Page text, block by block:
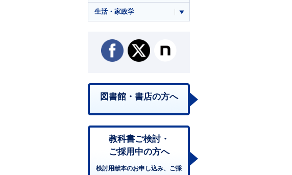
生活・家政学
図書館・書店の方へ
教科書ご検討・
ご採用中の方へ
検討用献本のお申し込み、ご採